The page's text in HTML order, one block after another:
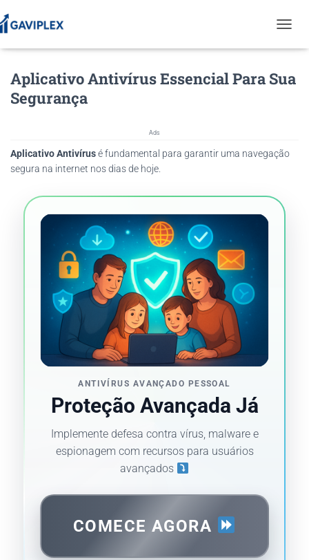
O
G
L
I
I
Aplicativo Antivírus Essencial Para Sua
Segurança
Ads
Aplicativo Antivírusé fundamental para garantir uma navegação
segura na internet nos dias de hoje.
ANTIVÍRUS AVANÇADO PESSOAL
Proteção Avançada Já
Implemente defesa contra vírus, malware e
espionagem com recursos para usuários
avançados
COMECE AGORA